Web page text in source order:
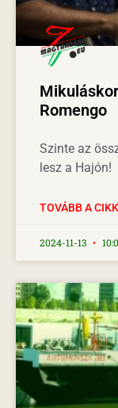
Romengo
Szinte az
lesz a Hajón!
TOVÁBB A
2024-11-13